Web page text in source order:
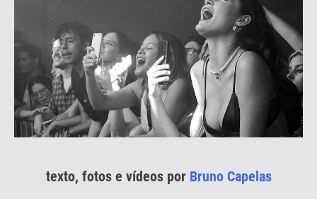
texto, fotos e vídeos por Bruno Capelas